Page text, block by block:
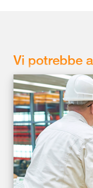
Vi potrebbe